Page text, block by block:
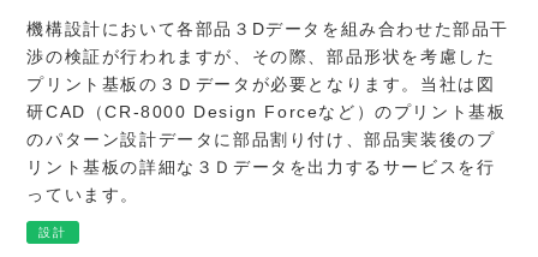
機構設計において各部品３Dデータを組み合わせた部品干
渉の検証が行われますが、その際、部品形状を考慮した
プリント基板の３Ｄデータが必要となります。当社は図
研CAD（CR-8000 Design Forceなど）のプリント基板
のパターン設計データに部品割り付け、部品実装後のプ
リント基板の詳細な３Ｄデータを出力するサービスを行
っています。
設計